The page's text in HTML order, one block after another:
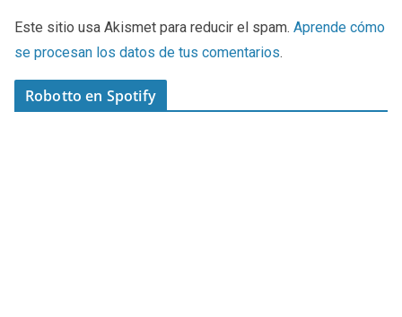
Este sitio usa Akismet para reducir el spam. Aprende cómo
se procesan los datos de tus comentarios.
Robotto en Spotify